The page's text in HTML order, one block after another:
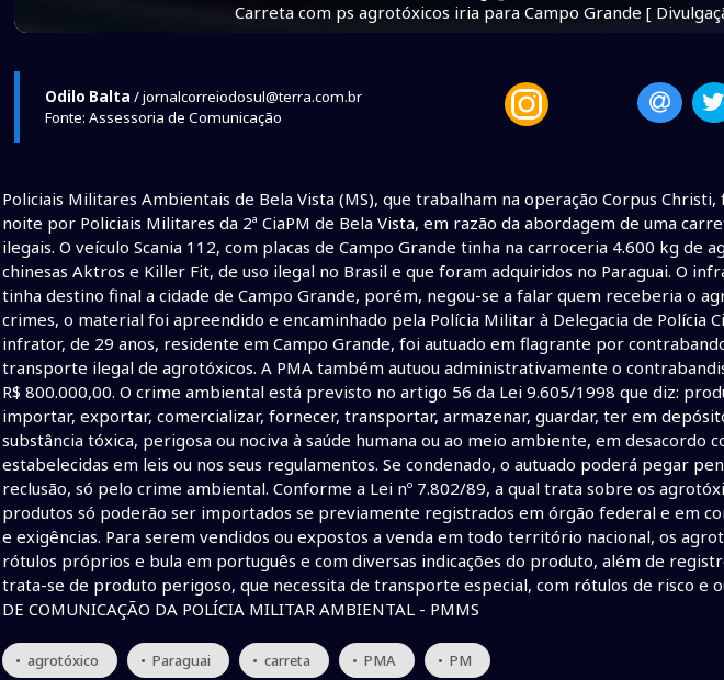
Carreta com ps agrotóxicos iria para Campo Grande [
Odilo Balta / jornalcorreiodosul@terra.com.br
Fonte: Assessoria de Comunicação
Policiais Militares Ambientais de Bela Vista (MS), que trabalham na operação Corpus
noite por Policiais Militares da 2ª CiaPM de Bela Vista, em razão da abordagem de uma
ilegais. O veículo Scania 112, com placas de Campo Grande tinha na carroceria 4.600 kg de
chinesas Aktros e Killer Fit, de uso ilegal no Brasil e que foram adquiridos no Paraguai. O
tinha destino final a cidade de Campo Grande, porém, negou-se a falar quem receberia o
crimes, o material foi apreendido e encaminhado pela Polícia Militar à Delegacia de Polícia
infrator, de 29 anos, residente em Campo Grande, foi autuado em flagrante por
transporte ilegal de agrotóxicos. A PMA também autuou administrativamente o
R$ 800.000,00. O crime ambiental está previsto no artigo 56 da Lei 9.605/1998 que diz:
importar, exportar, comercializar, fornecer, transportar, armazenar, guardar, ter em
substância tóxica, perigosa ou nociva à saúde humana ou ao meio ambiente, em desacordo
estabelecidas em leis ou nos seus regulamentos. Se condenado, o autuado poderá pegar
reclusão, só pelo crime ambiental. Conforme a Lei nº 7.802/89, a qual trata sobre os
produtos só poderão ser importados se previamente registrados em órgão federal e em
e exigências. Para serem vendidos ou expostos a venda em todo território nacional, os
rótulos próprios e bula em português e com diversas indicações do produto, além de
trata-se de produto perigoso, que necessita de transporte especial, com rótulos de risco e
DE COMUNICAÇÃO DA POLÍCIA MILITAR AMBIENTAL - PMMS
• agrotóxico • Paraguai • carreta • PMA • PM